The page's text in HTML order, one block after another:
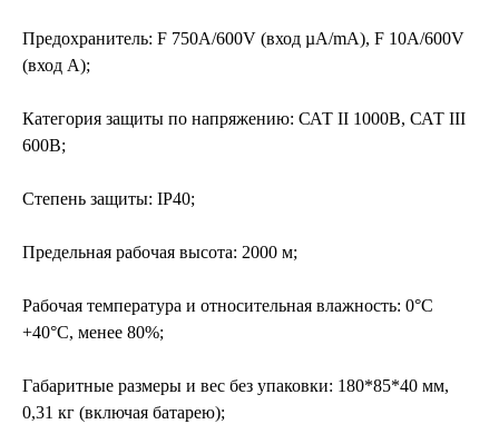
Предохранитель: F 750A/600V (вход µА/mА), F 10A/600V
(вход А);
Категория защиты по напряжению: САТ II 1000В, САТ III
600В;
Степень защиты: IP40;
Предельная рабочая высота: 2000 м;
Рабочая температура и относительная влажность: 0°С
+40°С, менее 80%;
Габаритные размеры и вес без упаковки: 180*85*40 мм,
0,31 кг (включая батарею);